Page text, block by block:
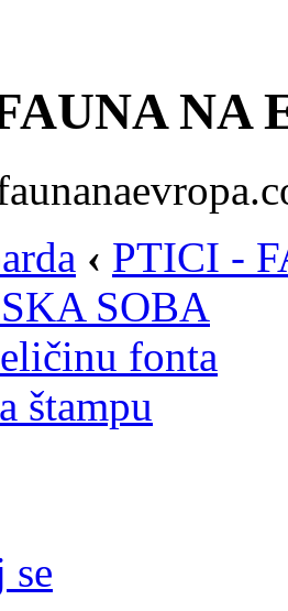
NA
‹ PTICI -
SOBA
fonta
štampu
se